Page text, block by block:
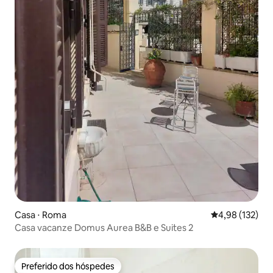
Casa ⋅ Roma 4,98 de uma
4,98 (132)
Casa vacanze Domus Aurea B&B e Suites 2
Preferido dos hóspedes